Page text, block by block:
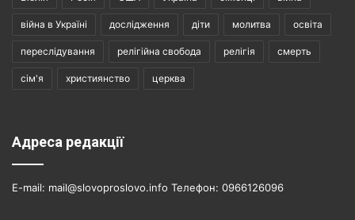
війна в Україні дослідження діти молитва освіта
переслідування релігійна свобода релігія смерть
сім'я християнство церква
Адреса редакції
E-mail: mail@slovoproslovo.info Телефон: 0966126096